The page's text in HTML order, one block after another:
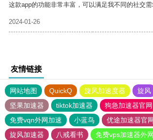
这款app的功能非常丰富，可以满足我不同的社交需
2024-01-26
友情链接
网站地图 QuickQ 旋风加速度器 旋风
坚果加速器
tiktok加速器
狗急加速器官网
免费vqn外网加速
小蓝鸟 优途加速器官网
旋风加速器
八戒看书
免费vps加速器外